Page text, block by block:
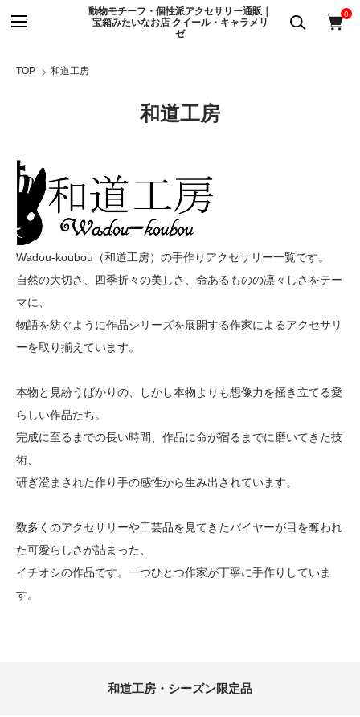
動物モチーフ・個性派アクセサリー通販｜
宝箱みたいなお店 クイール・キャラメリ
ゼ
0
TOP 和道工房
和道工房
Wadou-koubou（和道工房）の手作りアクセサリー一覧です。
自然の大切さ、四季折々の美しさ、命あるものの凛々しさをテー
マに、
物語を紡ぐように作品シリーズを展開する作家によるアクセサリ
ーを取り揃えています。
本物と見紛うばかりの、しかし本物よりも想像力を掻き立てる愛
らしい作品たち。
完成に至るまでの長い時間、作品に命が宿るまでに磨いてきた技
術、
研ぎ澄まされた作り手の感性から生み出されています。
数多くのアクセサリーや工芸品を見てきたバイヤーが目を奪われ
た可愛らしさが詰まった、
イチオシの作品です。一つひとつ作家が丁寧に手作りしていま
す。
和道工房・シーズン限定品